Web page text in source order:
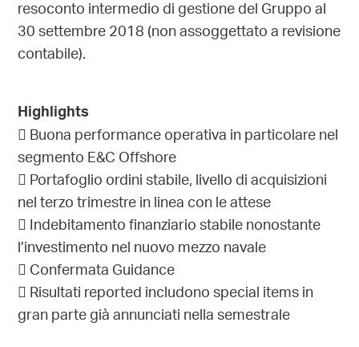
resoconto intermedio di gestione del Gruppo al
30 settembre 2018 (non assoggettato a revisione
contabile).
Highlights
 Buona performance operativa in particolare nel
segmento E&C Offshore
 Portafoglio ordini stabile, livello di acquisizioni
nel terzo trimestre in linea con le attese
 Indebitamento finanziario stabile nonostante
l’investimento nel nuovo mezzo navale
 Confermata Guidance
 Risultati reported includono special items in
gran parte già annunciati nella semestrale